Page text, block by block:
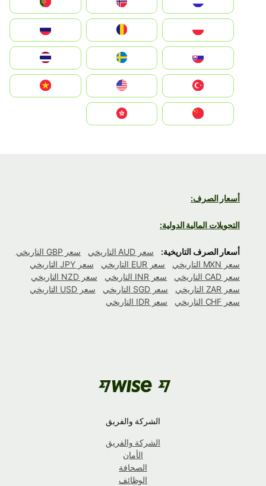
România
Slovensko
United States
Vietnam
أسعار الصرف:
التحويلات المالية الدولية:
أسعار الصرف التاريخية: سعر AUD التاريخي
سعر GBP التاريخي
سعر MXN التاريخي
سعر EUR التاريخي
سعر JPY التاريخي
سعر CAD التاريخي
سعر INR التاريخي
سعر NZD التاريخي
سعر ZAR التاريخي
سعر SGD التاريخي
سعر USD التاريخي
سعر CHF التاريخي
سعر IDR التاريخي
الشركة والفريق
الشركة والفريق
الأمان
الصحافة
الوظائف